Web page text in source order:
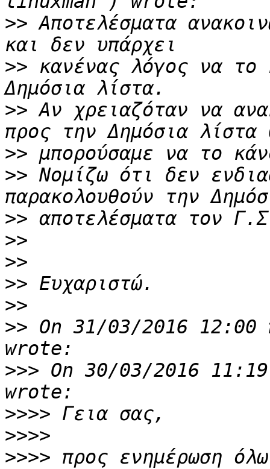
>> Αποτελέσματα
>> κανένας λόγος να το
>> Αν χρειαζόταν να
>>
>> Νομίζω ότι δεν
>>
>>
>>
>>
>>
>> On 31/03/2016
>>> On 30/03/2016
>>>>
>>>>
>>>> προς ενημέρωση